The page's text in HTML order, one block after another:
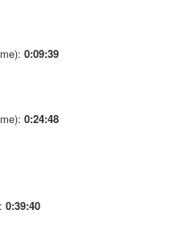
0:09:39
0:24:48
0:39:40